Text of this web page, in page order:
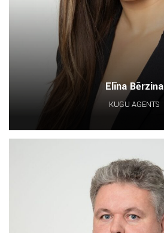
Elīna Bērziņa
KUĢU AĢENTS